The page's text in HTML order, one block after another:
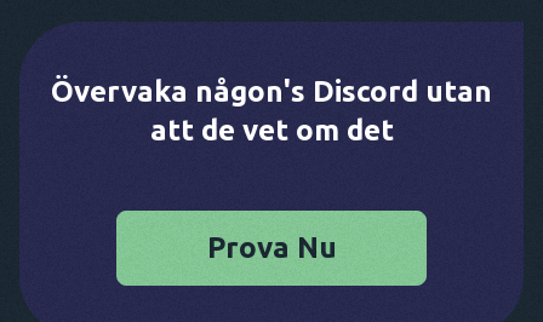
Övervaka någon's Discord utan
att de vet om det
Prova Nu